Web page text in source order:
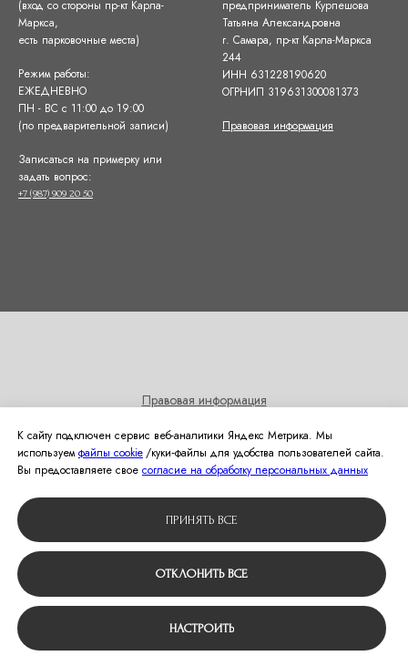
(вход со стороны пр-кт Карла-
Маркса,
есть парковочные места)
Режим работы:
ЕЖЕДНЕВНО
ПН - ВС с 11:00 до 19:00
(по предварительной записи)
Записаться на примерку или
задать вопрос:
+7 (987) 909 20 50
предприниматель Курпешова
Татьяна Александровна
г. Самара, пр-кт Карла-Маркса
244
ИНН 631228190620
ОГРНИП 319631300081373
Правовая информация
Правовая информация
рассылок
Политика использования cookies
© 2024 Студия свадебной моды Оливия
К сайту подключен сервис веб-аналитики Яндекс Метрика. Мы
используемфайлы cookie/куки‑файлы для удобства пользователей сайта.
Вы предоставляете свое согласие на обработку персональных данных
ПРИНЯТЬ ВСЕ
ОТКЛОНИТЬ ВСЕ
НАСТРОИТЬ
Tilda